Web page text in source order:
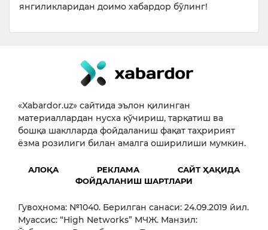
янгиликларидан доимо хабардор бўлинг!
«Xabardor.uz» сайтида эълон қилинган
материаллардан нусха кўчириш, тарқатиш ва
бошқа шаклларда фойдаланиш фақат таҳририят
ёзма розилиги билан амалга оширилиши мумкин.
АЛОҚА РЕКЛАМА
САЙТ ҲАҚИДА
ФОЙДАЛАНИШ ШАРТЛАРИ
Гувоҳнома: №1040. Берилган санаси: 24.09.2019 йил.
Муассис: “High Networks” МЧЖ. Манзил: